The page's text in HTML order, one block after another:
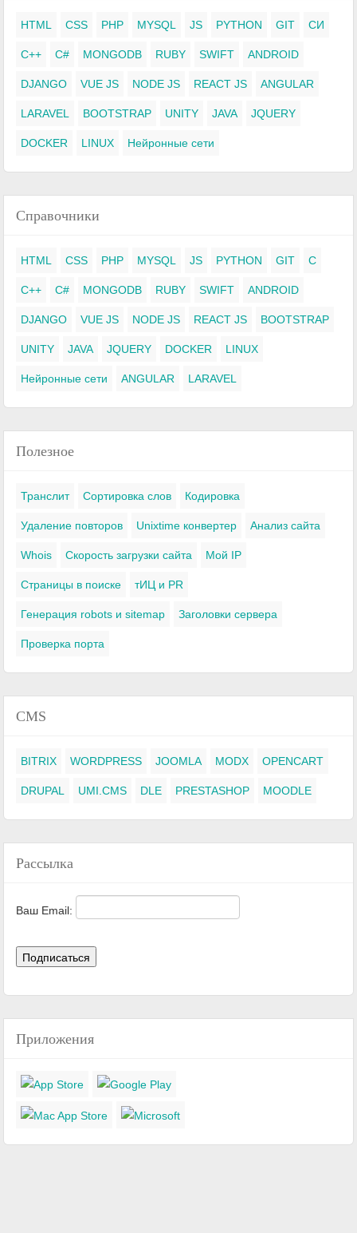
HTML CSS PHP MYSQL JS PYTHON GIT СИ
C++ C# MONGODB RUBY SWIFT ANDROID
DJANGO VUE JS NODE JS REACT JS ANGULAR
LARAVEL BOOTSTRAP UNITY JAVA JQUERY
DOCKER LINUX Нейронные сети
Справочники
HTML CSS PHP MYSQL JS PYTHON GIT C
C++ C# MONGODB RUBY SWIFT ANDROID
DJANGO VUE JS NODE JS REACT JS BOOTSTRAP
UNITY JAVA JQUERY DOCKER LINUX
Нейронные сети ANGULAR LARAVEL
Полезное
Транслит Сортировка слов Кодировка
Удаление повторов Unixtime конвертер Анализ сайта
Whois Скорость загрузки сайта Мой IP
Страницы в поиске тИЦ и PR
Генерация robots и sitemap Заголовки сервера
Проверка порта
CMS
BITRIX WORDPRESS JOOMLA MODX OPENCART
DRUPAL UMI.CMS DLE PRESTASHOP MOODLE
Рассылка
Ваш Email:
Приложения